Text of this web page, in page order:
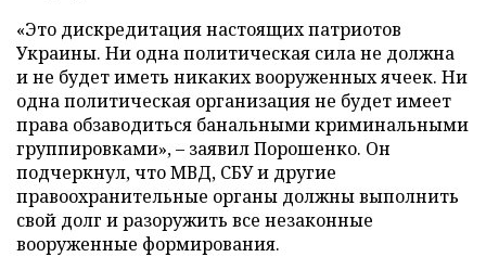
«Это дискредитация настоящих патриотов
Украины. Ни одна политическая сила не должна
и не будет иметь никаких вооруженных ячеек. Ни
одна политическая организация не будет имеет
права обзаводиться банальными криминальными
группировками», – заявил Порошенко. Он
подчеркнул, что МВД, СБУ и другие
правоохранительные органы должны выполнить
свой долг и разоружить все незаконные
вооруженные формирования.